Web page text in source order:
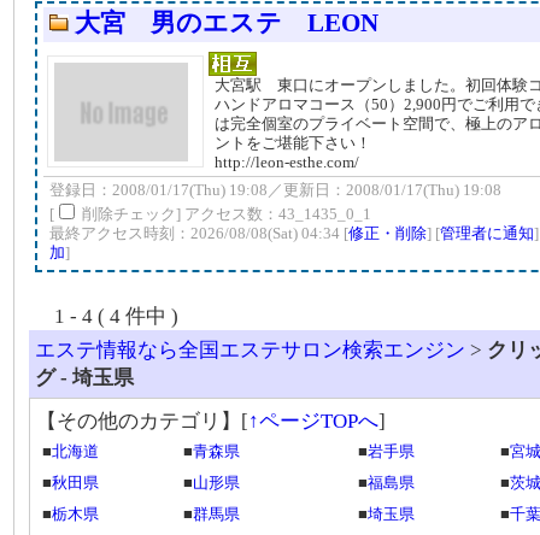
大宮 男のエステ LEON
大宮駅 東口にオープンしました。初回体験
ハンドアロマコース（50）2,900円でご利用
は完全個室のプライベート空間で、極上のア
ントをご堪能下さい！
http://leon-esthe.com/
登録日：2008/01/17(Thu) 19:08／更新日：2008/01/17(Thu) 19:08
[
削除チェック] アクセス数：43_1435_0_1
最終アクセス時刻：2026/08/08(Sat) 04:34 [修正・削除] [管理者に通知
加]
1 - 4 ( 4 件中 )
エステ情報なら全国エステサロン検索エンジン > クリ
グ - 埼玉県
【その他のカテゴリ】 [↑ページTOPへ]
■北海道 ■青森県 ■岩手県 ■宮
■秋田県 ■山形県 ■福島県 ■茨
■栃木県 ■群馬県 ■埼玉県 ■千